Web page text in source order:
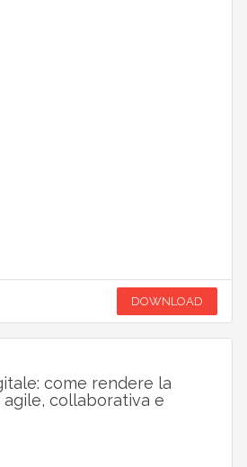
DOWNLOAD
come rendere la
collaborativa e